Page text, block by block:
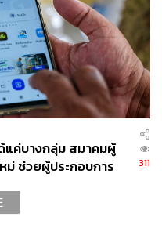
375
AUTHOR
เลิศ
แค่บางกลุ่ม สมาคมผู้
ช่วยผู้ประกอบการ
311